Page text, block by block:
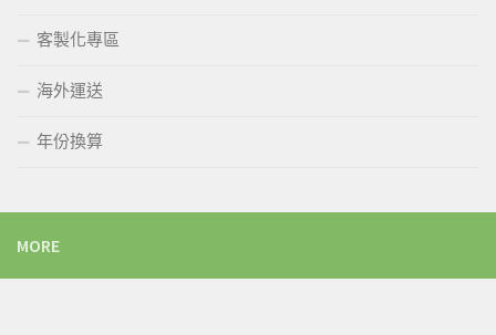
客製化專區
海外運送
年份換算
MORE